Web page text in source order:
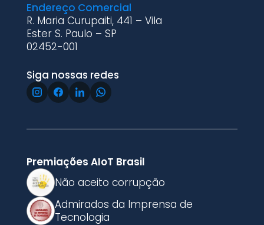
Endereço Comercial
R. Maria Curupaiti, 441 – Vila
Ester S. Paulo – SP
02452-001
Siga nossas redes
Premiações AIoT Brasil
Não aceito corrupção
Admirados da Imprensa de
Tecnologia